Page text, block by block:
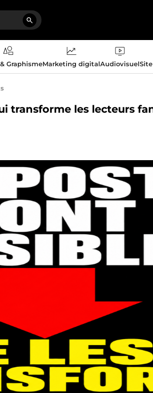
GraphismeMarketing digitalAudiovisuel
transforme les lecteurs